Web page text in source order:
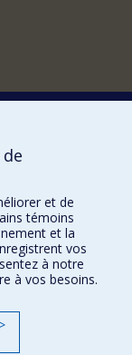
et de
témoins
et la
vos
à notre
à vos besoins.
>